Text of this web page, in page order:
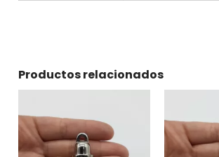
Productos relacionados